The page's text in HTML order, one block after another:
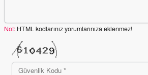
Not: HTML kodlarınız yorumlarınıza eklenmez!